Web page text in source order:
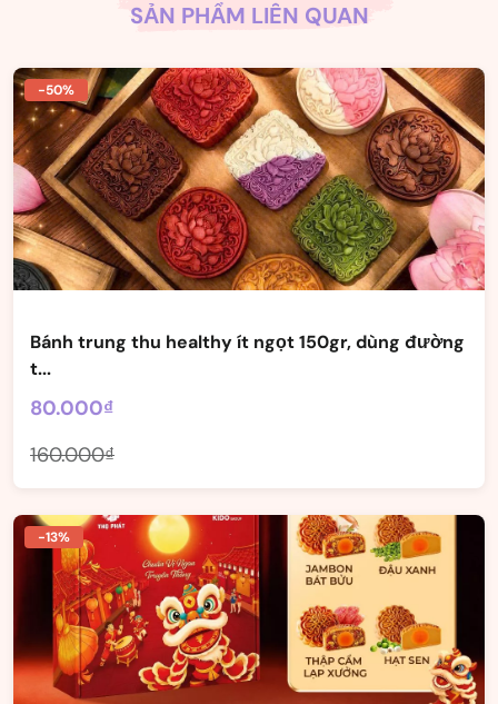
SẢN PHẨM LIÊN QUAN
-50%
Bánh trung thu healthy ít ngọt 150gr, dùng đường
t...
80.000₫
160.000₫
-13%